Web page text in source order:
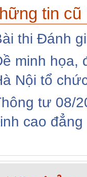
tin cũ
thi Đánh
minh họa,
Nội tổ
tư 08/
cao